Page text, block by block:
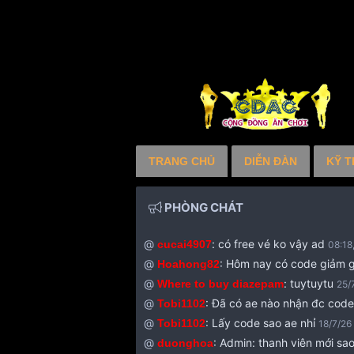
TRANG CHỦ DIỄN ĐÀN KỸ
PHÒNG CHÁT
@ cucai4907: có free vé ko vậy ad
@ Hoahong82: Hôm nay có code giảm
@ Where to buy diazepam: tuytuytu 25/
@ Tobi1102:Đã có ae nào nhận đc
@ Tobi1102: Lấy code sao ae nhỉ 18/7/26
@ duonghoa: Admin: thanh viên mới